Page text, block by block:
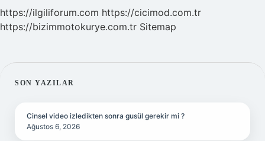
https://ilgiliforum.com https://cicimod.com.tr
https://bizimmotokurye.com.tr Sitemap
SIDEBAR
SON YAZILAR
Cinsel video izledikten sonra gusül gerekir mi ?
Ağustos 6, 2026